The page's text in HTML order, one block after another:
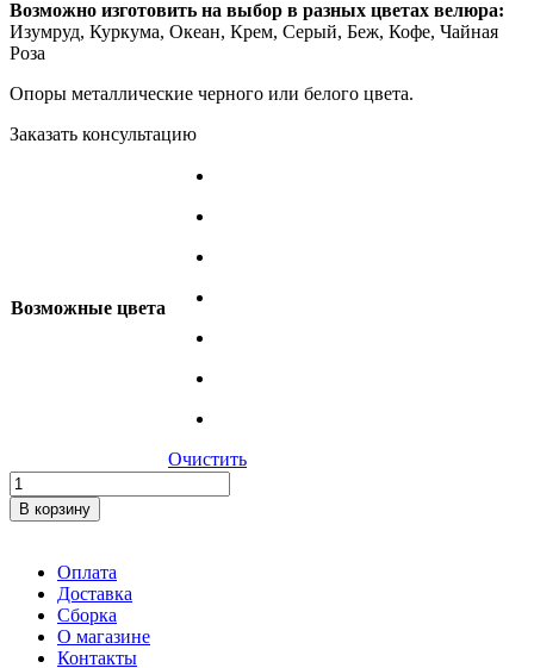
Возможно изготовить на выбор в разных цветах велюра:
Изумруд, Куркума, Океан, Крем, Серый, Беж, Кофе, Чайная
Роза
Опоры металлические черного или белого цвета.
Заказать консультацию
Возможные цвета
Очистить
Количество
товара
Стул
(013)
В корзину
Оплата
Доставка
Сборка
О магазине
Контакты